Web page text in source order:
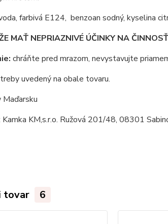
farbivá E124, benzoan sodný, kyselina
MAŤ NEPRIAZNIVÉ ÚČINKY NA
chráňte pred mrazom, nevystavujte
uvedený na obale tovaru.
KM,s.r.o. Ružová 201/48, 08301
tovar 6